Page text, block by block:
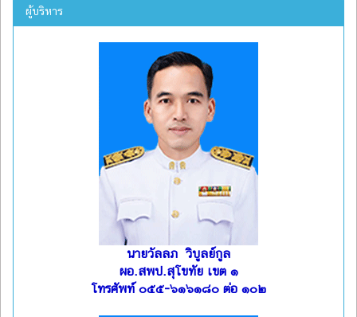
ผู้บริหาร
นายวัลลภ วิบูลย์กูล
ผอ.สพป.สุโขทัย เขต ๑
โทรศัพท์ ๐๕๕-๖๑๖๑๘๐ ต่อ ๑๐๒